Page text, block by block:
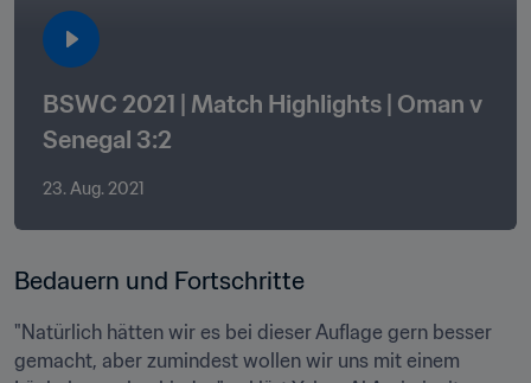
BSWC 2021 | Match Highlights | Oman v
Senegal 3:2
23. Aug. 2021
"Natürlich hätten wir es bei dieser Auflage gern besser
gemacht, aber zumindest wollen wir uns mit einem